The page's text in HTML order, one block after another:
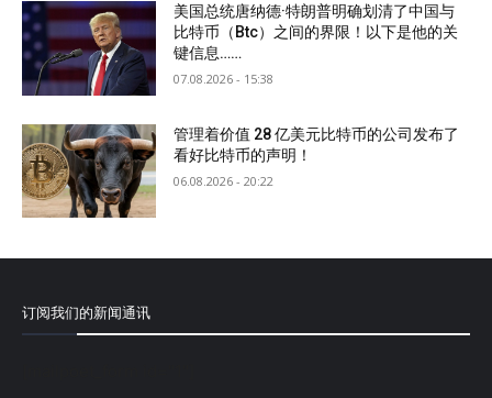
美国总统唐纳德·特朗普明确划清了中国与
比特币（Btc）之间的界限！以下是他的关
键信息……
07.08.2026 - 15:38
管理着价值 28 亿美元比特币的公司发布了
看好比特币的声明！
06.08.2026 - 20:22
订阅我们的新闻通讯